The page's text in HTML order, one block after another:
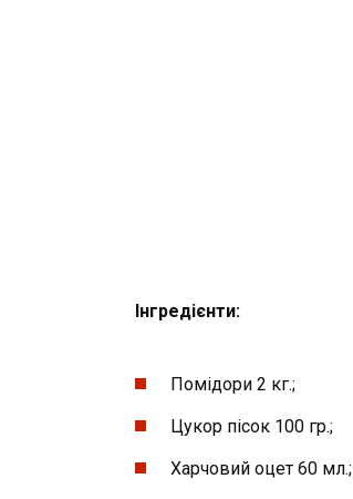
Інгредієнти:
Помідори 2 кг.;
Цукор пісок 100 гр.;
Харчовий оцет 60 мл.;